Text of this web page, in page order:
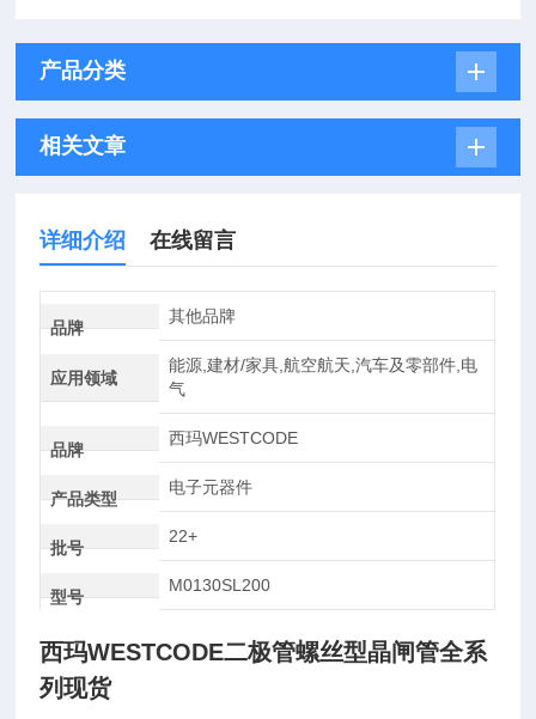
产品分类
相关文章
详细介绍 在线留言
品牌
其他品牌
应用领域
能源,建材/家具,航空航天,汽车及零部件,电
气
品牌
西玛WESTCODE
产品类型
电子元器件
批号
22+
型号
M0130SL200
西玛WESTCODE二极管螺丝型晶闸管全系
列现货